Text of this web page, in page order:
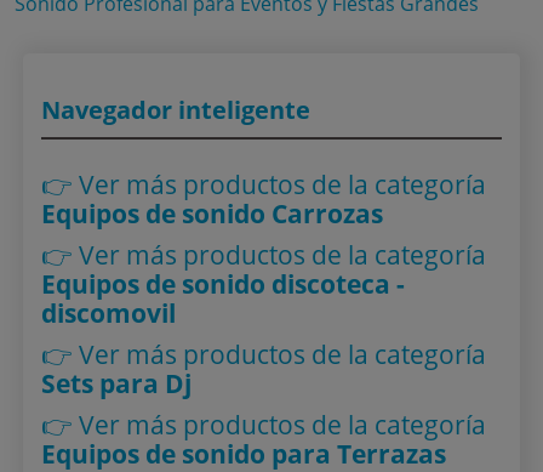
Navegador inteligente
👉 Ver más productos de la categoría
Equipos de sonido Carrozas
👉 Ver más productos de la categoría
Equipos de sonido discoteca -
discomovil
👉 Ver más productos de la categoría
Sets para Dj
👉 Ver más productos de la categoría
Equipos de sonido para Terrazas